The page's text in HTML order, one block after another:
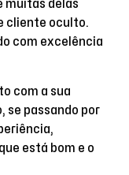
muitas delas
cliente oculto.
com excelência
com a sua
se passando por
está bom e o